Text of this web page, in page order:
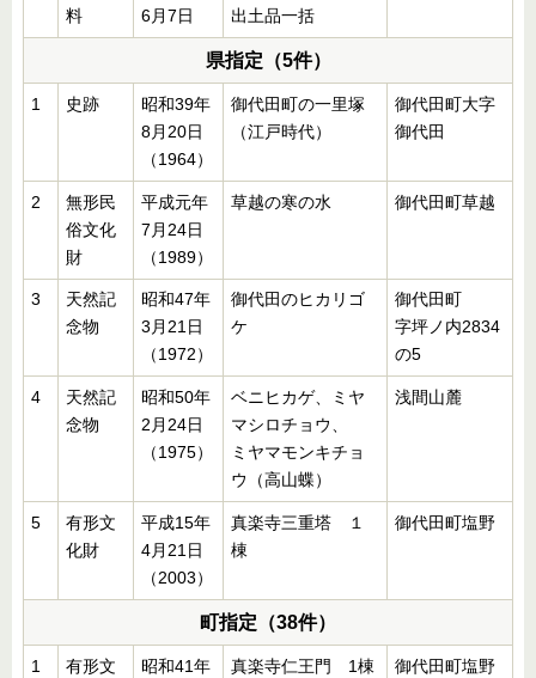
料
6月7日
出土品一括
県指定（5件）
1 史跡
昭和39年
8月20日
（1964）
御代田町の一里塚
（江戸時代）
御代田町大字
御代田
2
無形民
俗文化
財
平成元年
7月24日
（1989）
草越の寒の水 御代田町草越
3
天然記
念物
昭和47年
3月21日
（1972）
御代田のヒカリゴ
ケ
御代田町
字坪ノ内2834
の5
4
天然記
念物
昭和50年
2月24日
（1975）
ベニヒカゲ、ミヤ
マシロチョウ、
ミヤマモンキチョ
ウ（高山蝶）
浅間山麓
5
有形文
化財
平成15年
4月21日
（2003）
真楽寺三重塔 １
棟
御代田町塩野
町指定（38件）
1
有形文
昭和41年
真楽寺仁王門 1棟 御代田町塩野